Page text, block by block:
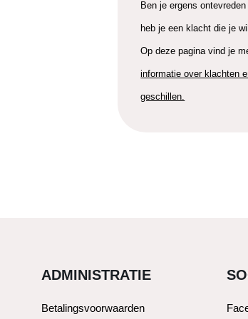
Ben je ergens
heb je een klacht die je
Op deze pagina vind je
informatie over klachten
geschillen.
ADMINISTRATIE
Betalingsvoorwaarden